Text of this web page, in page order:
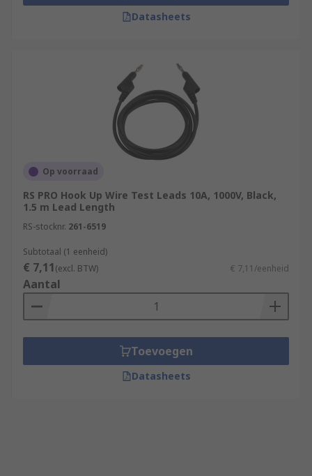
Datasheets
Op voorraad
RS PRO Hook Up Wire Test Leads 10A, 1000V, Black,
1.5 m Lead Length
RS-stocknr. 261-6519
Subtotaal (1 eenheid)
€ 7,11(excl. BTW) € 7,11/eenheid
Aantal
Toevoegen
Datasheets